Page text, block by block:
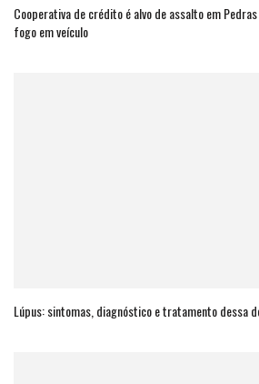
Cooperativa de crédito é alvo de assalto em
fogo em veículo
Lúpus: sintomas, diagnóstico e tratamento dessa